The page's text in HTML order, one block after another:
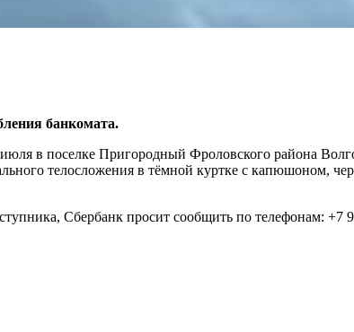
банкомата.
в поселке Пригородный Фроловского района
телосложения в тёмной куртке с капюшоном,
Сбербанк просит сообщить по телефонам: +7